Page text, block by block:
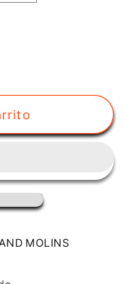
MOLINS